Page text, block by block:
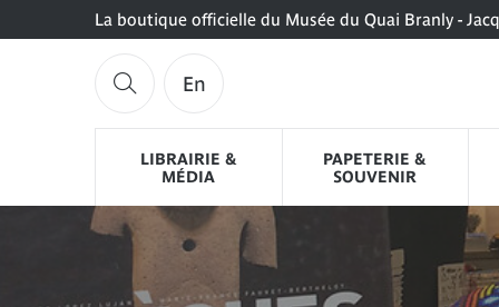
La boutique officielle du Musée du Quai Branly -
En
LIBRAIRIE &
MÉDIA
PAPETERIE &
SOUVENIR